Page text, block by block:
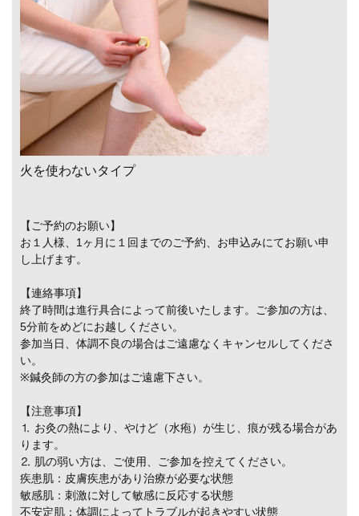
火を使わないタイプ
【ご予約のお願い】
お１人様、1ヶ月に１回までのご予約、お申込みにてお願い申
し上げます。
【連絡事項】
終了時間は進行具合によって前後いたします。ご参加の方は、
5分前をめどにお越しください。
参加当日、体調不良の場合はご遠慮なくキャンセルしてくださ
い。
※鍼灸師の方の参加はご遠慮下さい。
【注意事項】
⒈ お灸の熱により、やけど（水疱）が生じ、痕が残る場合があ
ります。
⒉ 肌の弱い方は、ご使用、ご参加を控えてください。
疾患肌：皮膚疾患があり治療が必要な状態
敏感肌：刺激に対して敏感に反応する状態
不安定肌：体調によってトラブルが起きやすい状態